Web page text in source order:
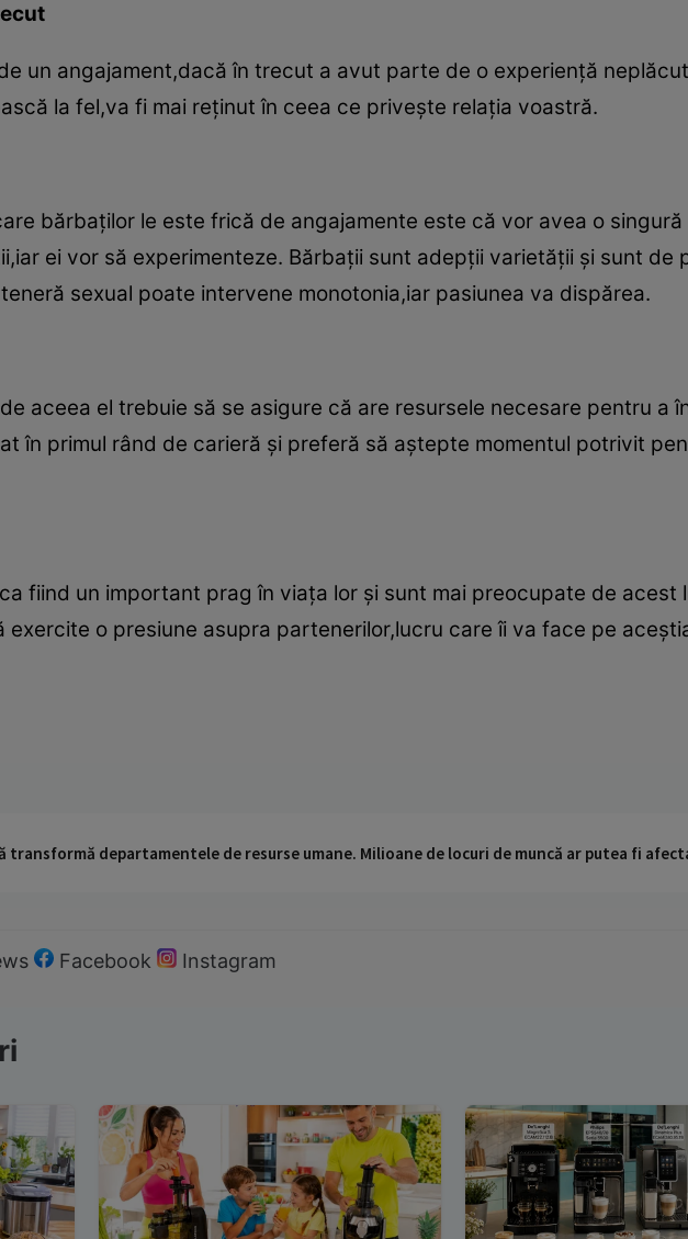
un angajament,dacă în trecut a avut parte de o experienţă
la fel,va fi mai reţinut în ceea ce priveşte relaţia voastră.
bărbaţilor le este frică de angajamente este că vor avea o
ei vor să experimenteze. Bărbaţii sunt adepţii varietăţii şi sunt de
sexual poate intervene monotonia,iar pasiunea va dispărea.
aceea el trebuie să se asigure că are resursele necesare pentru a
în primul rând de carieră şi preferă să aştepte momentul potrivit
fiind un important prag în viaţa lor şi sunt mai preocupate de acest
exercite o presiune asupra partenerilor,lucru care îi va face pe
departamentele de resurse umane. Milioane de locuri de muncă ar putea fi
Facebook Instagram